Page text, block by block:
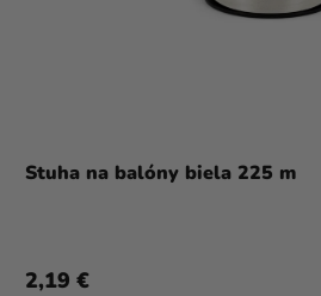
Stuha na balóny biela 225 m
2,19 €